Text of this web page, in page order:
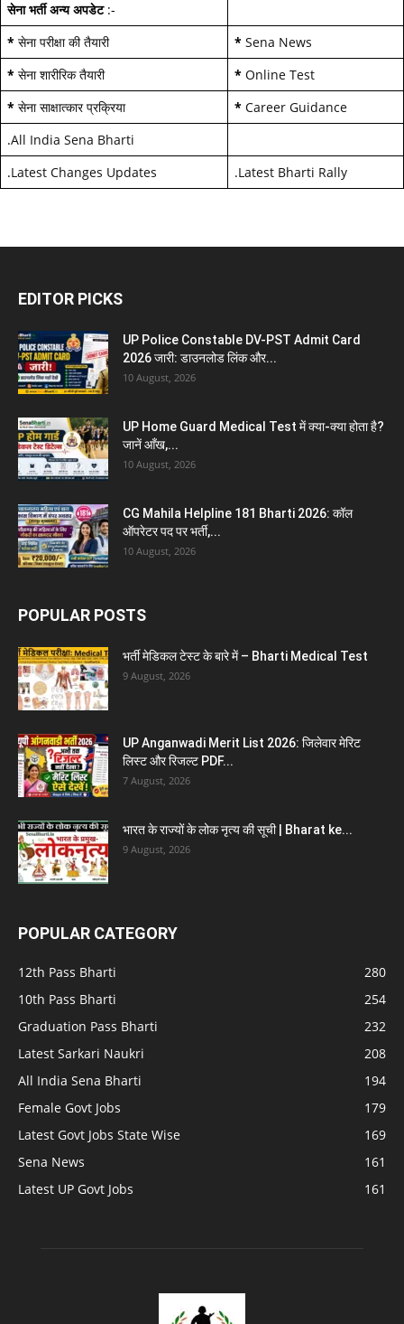
सेना भर्ती अन्य अपडेट:-
* सेना परीक्षा की तैयारी * Sena News
* सेना शारीरिक तैयारी * Online Test
* सेना साक्षात्कार प्रक्रिया * Career Guidance
.All India Sena Bharti
.Latest Changes Updates .Latest Bharti Rally
EDITOR PICKS
UP Police Constable DV-PST Admit Card
2026 जारी: डाउनलोड लिंक और...
10 August, 2026
UP Home Guard Medical Test में क्या-क्या होता है?
जानें आँख,...
10 August, 2026
CG Mahila Helpline 181 Bharti 2026: कॉल
ऑपरेटर पद पर भर्ती,...
10 August, 2026
POPULAR POSTS
भर्ती मेडिकल टेस्ट के बारे में – Bharti Medical Test
9 August, 2026
UP Anganwadi Merit List 2026: जिलेवार मेरिट
लिस्ट और रिजल्ट PDF...
7 August, 2026
भारत के राज्यों के लोक नृत्य की सूची | Bharat ke...
9 August, 2026
POPULAR CATEGORY
12th Pass Bharti
280
10th Pass Bharti
254
Graduation Pass Bharti
232
Latest Sarkari Naukri
208
All India Sena Bharti
194
Female Govt Jobs
179
Latest Govt Jobs State Wise
169
Sena News
161
Latest UP Govt Jobs
161